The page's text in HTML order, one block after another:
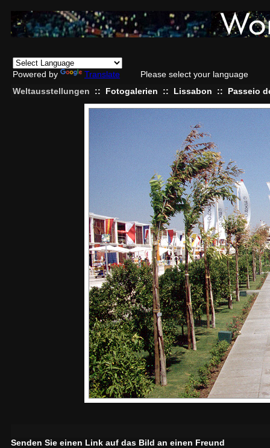
Powered by Translate
Please select your language
Weltausstellungen
:: Fotogalerien :: Lissabon :: Passeio
Senden Sie einen Link auf das Bild an einen Freund